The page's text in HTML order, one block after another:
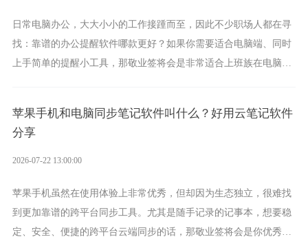
日常电脑办公，大大小小的工作接踵而至，因此不少职场人都在寻
找：靠谱的办公提醒软件哪款更好？如果你需要适合电脑端、同时
上手简单的提醒小工具，那敬业签将会是非常适合上班族在电脑上
苹果手机和电脑同步笔记软件叫什么？好用云笔记软件
分享
2026-07-22 13:00:00
苹果手机虽然在使用体验上非常优秀，但却因为生态独立，很难找
到更加靠谱的跨平台同步工具。尤其是随手记录的记事本，想要稳
定、安全、便捷的跨平台云端同步的话，那敬业签将会是你优秀的